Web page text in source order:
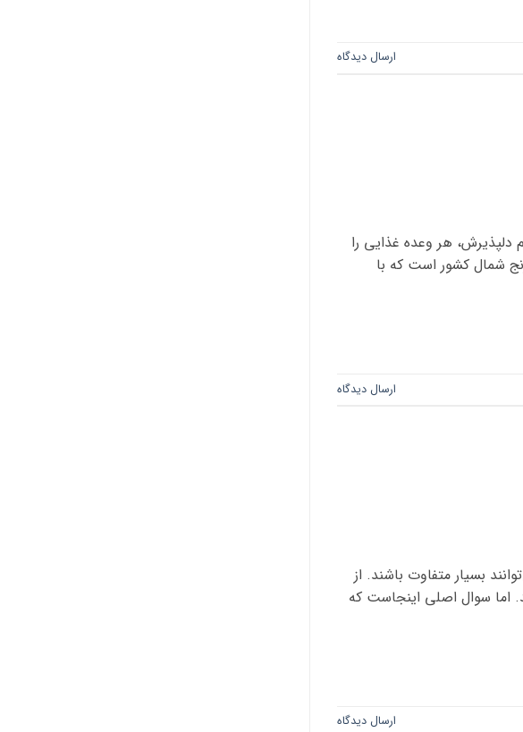
ارسال دیدگاه
دلپذیرش، هر وعده غذایی را
شمال کشور است که با
ارسال دیدگاه
بسیار متفاوت باشند. از
اما سوال اصلی اینجاست که
ارسال دیدگاه